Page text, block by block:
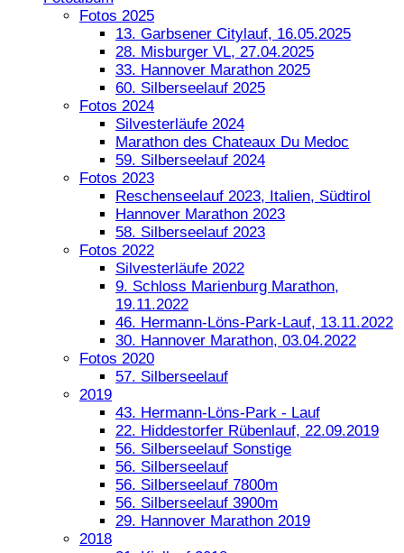
Fotos 2025
13. Garbsener Citylauf, 16.05.2025
28. Misburger VL, 27.04.2025
33. Hannover Marathon 2025
60. Silberseelauf 2025
Fotos 2024
Silvesterläufe 2024
Marathon des Chateaux Du Medoc
59. Silberseelauf 2024
Fotos 2023
Reschenseelauf 2023, Italien, Südtirol
Hannover Marathon 2023
58. Silberseelauf 2023
Fotos 2022
Silvesterläufe 2022
9. Schloss Marienburg Marathon,
19.11.2022
46. Hermann-Löns-Park-Lauf, 13.11.2022
30. Hannover Marathon, 03.04.2022
Fotos 2020
57. Silberseelauf
2019
43. Hermann-Löns-Park - Lauf
22. Hiddestorfer Rübenlauf, 22.09.2019
56. Silberseelauf Sonstige
56. Silberseelauf
56. Silberseelauf 7800m
56. Silberseelauf 3900m
29. Hannover Marathon 2019
2018